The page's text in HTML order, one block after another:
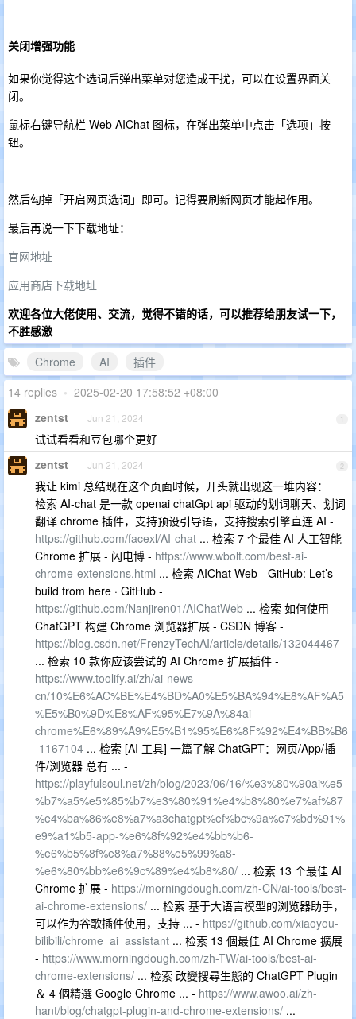
关闭增强功能
如果你觉得这个选词后弹出菜单对您造成干扰，可以在设置界面关
闭。
鼠标右键导航栏 Web AIChat 图标，在弹出菜单中点击「选项」按
钮。
然后勾掉「开启网页选词」即可。记得要刷新网页才能起作用。
最后再说一下下载地址：
官网地址
应用商店下载地址
欢迎各位大佬使用、交流，觉得不错的话，可以推荐给朋友试一下，
不胜感激
Chrome
AI
插件
14 replies • 2025-02-20 17:58:52 +08:00
1
zentst Jun 21, 2024
试试看看和豆包哪个更好
2
zentst Jun 21, 2024
我让 kimi 总结现在这个页面时候，开头就出现这一堆内容：
检索 AI-chat 是一款 openai chatGpt api 驱动的划词聊天、划词
翻译 chrome 插件，支持预设引导语，支持搜索引擎直连 AI -
https://github.com/facexl/AI-chat ... 检索 7 个最佳 AI 人工智能
Chrome 扩展 - 闪电博 - https://www.wbolt.com/best-ai-
chrome-extensions.html ... 检索 AIChat Web - GitHub: Let’s
build from here · GitHub -
https://github.com/Nanjiren01/AIChatWeb ... 检索 如何使用
ChatGPT 构建 Chrome 浏览器扩展 - CSDN 博客 -
https://blog.csdn.net/FrenzyTechAI/article/details/132044467
... 检索 10 款你应该尝试的 AI Chrome 扩展插件 -
https://www.toolify.ai/zh/ai-news-
cn/10%E6%AC%BE%E4%BD%A0%E5%BA%94%E8%AF%A5
%E5%B0%9D%E8%AF%95%E7%9A%84ai-
chrome%E6%89%A9%E5%B1%95%E6%8F%92%E4%BB%B6
-1167104 ... 检索 [AI 工具] 一篇了解 ChatGPT：网页/App/插
件/浏览器 总有 ... -
https://playfulsoul.net/zh/blog/2023/06/16/%e3%80%90ai%e5
%b7%a5%e5%85%b7%e3%80%91%e4%b8%80%e7%af%87
%e4%ba%86%e8%a7%a3chatgpt%ef%bc%9a%e7%bd%91%
e9%a1%b5-app-%e6%8f%92%e4%bb%b6-
%e6%b5%8f%e8%a7%88%e5%99%a8-
%e6%80%bb%e6%9c%89%e4%b8%80/ ... 检索 13 个最佳 AI
Chrome 扩展 - https://morningdough.com/zh-CN/ai-tools/best-
ai-chrome-extensions/ ... 检索 基于大语言模型的浏览器助手，
可以作为谷歌插件使用，支持 ... - https://github.com/xiaoyou-
bilibili/chrome_ai_assistant ... 检索 13 個最佳 AI Chrome 擴展
- https://www.morningdough.com/zh-TW/ai-tools/best-ai-
chrome-extensions/ ... 检索 改變搜尋生態的 ChatGPT Plugin
＆ 4 個精選 Google Chrome ... - https://www.awoo.ai/zh-
hant/blog/chatgpt-plugin-and-chrome-extensions/ ...